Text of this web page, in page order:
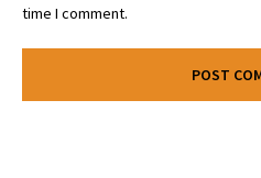
time I comment.